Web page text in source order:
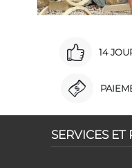
14
SERVICES